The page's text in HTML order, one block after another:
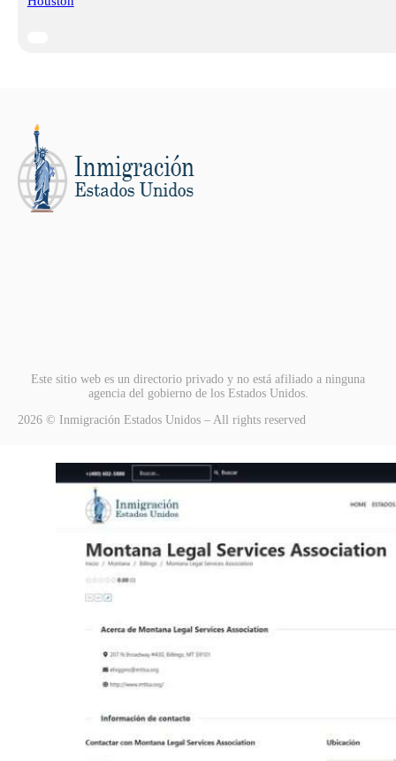
Este sitio web es un directorio privado y no está afiliado a ninguna
agencia del gobierno de los Estados Unidos.
2026 © Inmigración Estados Unidos – All rights reserved